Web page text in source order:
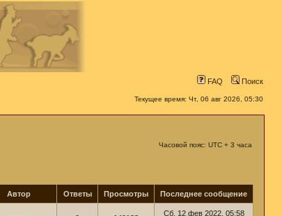
FAQ Поиск
Текущее время: Чт, 06 авг 2026, 05:30
Часовой пояс: UTC + 3 часа
Автор Ответы Просмотры Последнее сообщение
Сб, 12 фев 2022, 05:58